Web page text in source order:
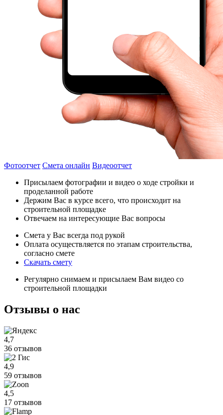
Фотоотчет Смета онлайн Видеоотчет
Присылаем фотографии и видео о ходе стройки и
проделанной работе
Держим Вас в курсе всего, что происходит на
строительной площадке
Отвечаем на интересующие Вас вопросы
Смета у Вас всегда под рукой
Оплата осуществляется по этапам строительства,
согласно смете
Скачать смету
Регулярно снимаем и присылаем Вам видео со
строительной площадки
Отзывы о нас
4,7
36 отзывов
4,9
59 отзывов
4,5
17 отзывов